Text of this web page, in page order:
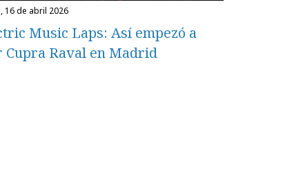
16 de abril 2026
Music Laps: Así empezó a
Raval en Madrid